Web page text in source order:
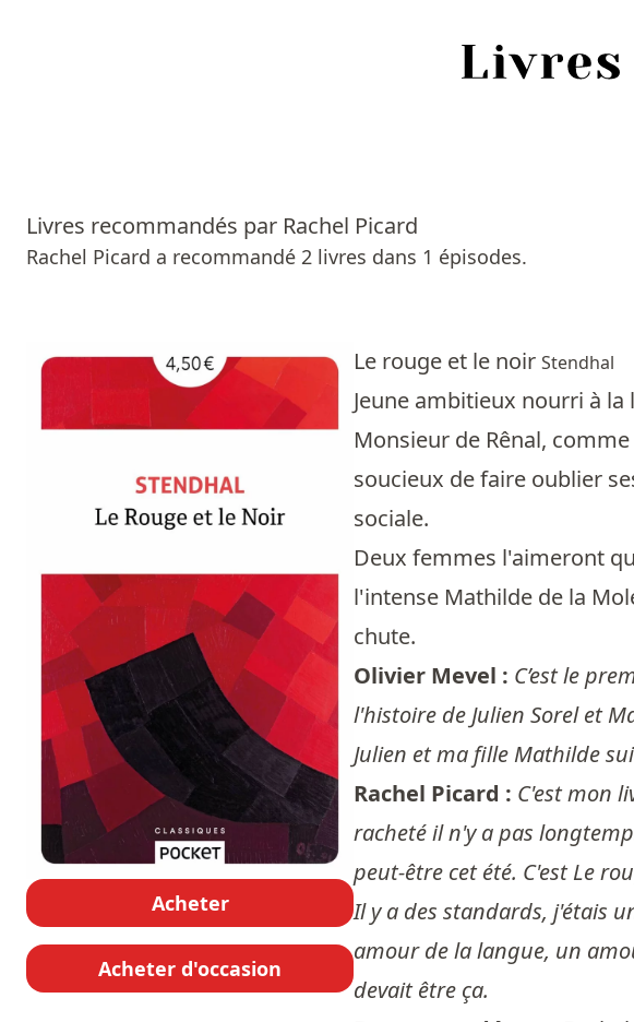
Livres recommandés par Rachel Picard
Rachel Picard a recommandé 2 livres dans 1 épisodes.
Acheter
Acheter d'occasion
Le rouge et le noir Stendhal
Jeune ambitieux nourri à
Monsieur de Rênal,
soucieux de faire oublier
sociale.
Deux femmes l'aimeront
l'intense Mathilde de la
chute.
Olivier Mevel : C’est le
l'histoire de Julien Sorel et
Julien et ma fille Mathilde
Rachel Picard : C'est mon
racheté il n'y a pas
peut-être cet été. C'est Le
Il y a des standards, j'étais
amour de la langue, un
devait être ça.
Sources
Livres
Livres les plus recommandés
Prix littéraires